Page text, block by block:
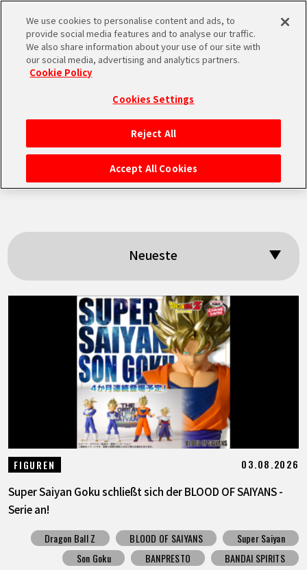
MEN
STARTSEITE
NEUES
HIGHLIGHTS
VIDEOS
SPECIALS
INFOS
JP
EN FR DE ES
Suchergebnisse:
「BLOOD OF
SAIYANS」
Neueste
FIGUREN 03.08.2026
Super Saiyan Goku schließt sich der BLOOD OF SAIYANS -
Serie an!
Dragon Ball Z BLOOD OF SAIYANS
Super Saiyan
Son Goku
BANPRESTO
BANDAI SPIRITS
We use cookies to personalise content and ads, to
provide social media features and to analyse our traffic.
We also share information about your use of our site with
our social media, advertising and analytics partners.
Cookie Policy
Cookies Settings
Reject All
Accept All Cookies